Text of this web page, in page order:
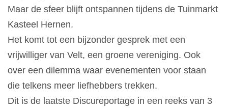
Maar de sfeer blijft ontspannen tijdens de Tuinmarkt
Kasteel Hernen.
Het komt tot een bijzonder gesprek met een
vrijwilliger van Velt, een groene vereniging. Ook
over een dilemma waar evenementen voor staan
die telkens meer liefhebbers trekken.
Dit is de laatste Discureportage in een reeks van 3